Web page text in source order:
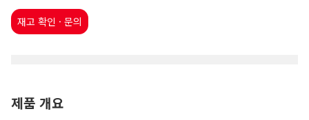
재고 확인 · 문의
제품 개요